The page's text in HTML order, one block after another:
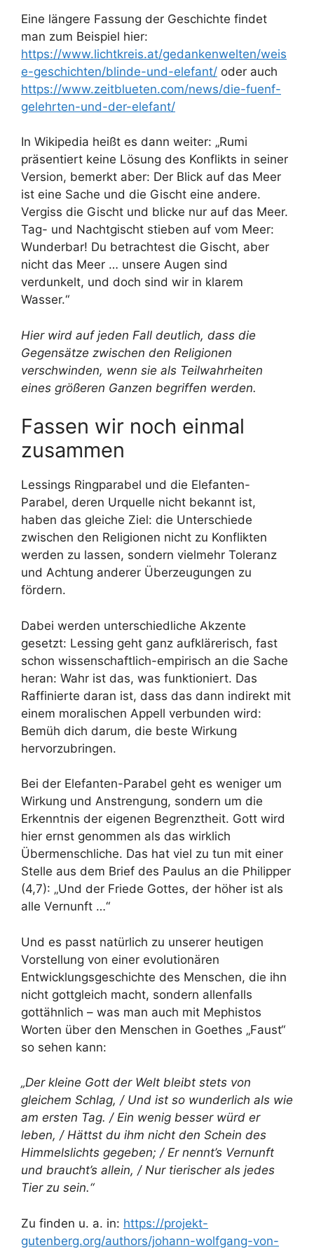
Eine längere Fassung der Geschichte findet
man zum Beispiel hier:
https://www.lichtkreis.at/gedankenwelten/weis
e-geschichten/blinde-und-elefant/ oder auch
https://www.zeitblueten.com/news/die-fuenf-
gelehrten-und-der-elefant/
In Wikipedia heißt es dann weiter: „Rumi
präsentiert keine Lösung des Konflikts in seiner
Version, bemerkt aber: Der Blick auf das Meer
ist eine Sache und die Gischt eine andere.
Vergiss die Gischt und blicke nur auf das Meer.
Tag- und Nachtgischt stieben auf vom Meer:
Wunderbar! Du betrachtest die Gischt, aber
nicht das Meer … unsere Augen sind
verdunkelt, und doch sind wir in klarem
Wasser.“
Hier wird auf jeden Fall deutlich, dass die
Gegensätze zwischen den Religionen
verschwinden, wenn sie als Teilwahrheiten
eines größeren Ganzen begriffen werden.
Fassen wir noch einmal
zusammen
Lessings Ringparabel und die Elefanten-
Parabel, deren Urquelle nicht bekannt ist,
haben das gleiche Ziel: die Unterschiede
zwischen den Religionen nicht zu Konflikten
werden zu lassen, sondern vielmehr Toleranz
und Achtung anderer Überzeugungen zu
fördern.
Dabei werden unterschiedliche Akzente
gesetzt: Lessing geht ganz aufklärerisch, fast
schon wissenschaftlich-empirisch an die Sache
heran: Wahr ist das, was funktioniert. Das
Raffinierte daran ist, dass das dann indirekt mit
einem moralischen Appell verbunden wird:
Bemüh dich darum, die beste Wirkung
hervorzubringen.
Bei der Elefanten-Parabel geht es weniger um
Wirkung und Anstrengung, sondern um die
Erkenntnis der eigenen Begrenztheit. Gott wird
hier ernst genommen als das wirklich
Übermenschliche. Das hat viel zu tun mit einer
Stelle aus dem Brief des Paulus an die Philipper
(4,7): „Und der Friede Gottes, der höher ist als
alle Vernunft …“
Und es passt natürlich zu unserer heutigen
Vorstellung von einer evolutionären
Entwicklungsgeschichte des Menschen, die ihn
nicht gottgleich macht, sondern allenfalls
gottähnlich – was man auch mit Mephistos
Worten über den Menschen in Goethes „Faust“
so sehen kann:
„Der kleine Gott der Welt bleibt stets von
gleichem Schlag, / Und ist so wunderlich als wie
am ersten Tag. / Ein wenig besser würd er
leben, / Hättst du ihm nicht den Schein des
Himmelslichts gegeben; / Er nennt’s Vernunft
und braucht’s allein, / Nur tierischer als jedes
Tier zu sein.“
Zu finden u. a. in: https://projekt-
gutenberg.org/authors/johann-wolfgang-von-